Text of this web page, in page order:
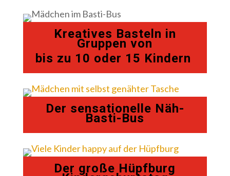
Kreatives Basteln in
Gruppen von
bis zu 10 oder 15 Kindern
Der sensationelle Näh-
Basti-Bus
Der große Hüpfburg